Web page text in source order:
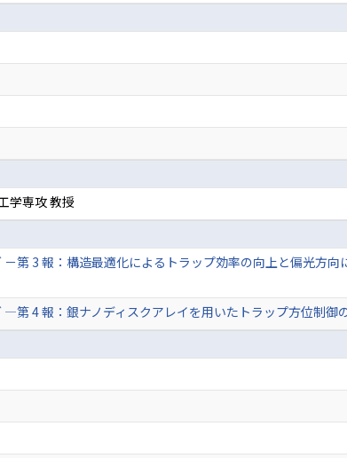
学専攻 教授
第 3 報：構造最適化によるトラップ効率の向上と偏光方向
第 4 報：銀ナノディスクアレイを用いたトラップ方位制